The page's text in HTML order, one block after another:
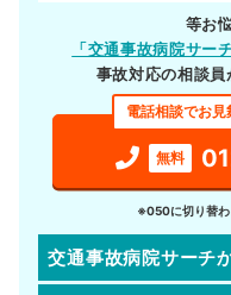
等お
「交通事故病院サー
事故対応の相談員
電話相談でお
無料
※050に切り替わ
交通事故病院サーチ